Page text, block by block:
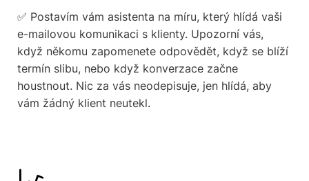
✅ Postavím vám asistenta na míru, který hlídá vaši
e-mailovou komunikaci s klienty. Upozorní vás,
když někomu zapomenete odpovědět, když se blíží
termín slibu, nebo když konverzace začne
houstnout. Nic za vás neodepisuje, jen hlídá, aby
vám žádný klient neutekl.